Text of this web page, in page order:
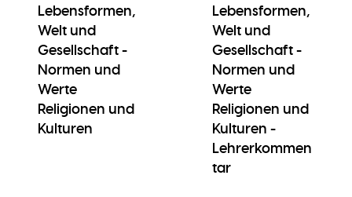
Lebensformen,
Welt und
Gesellschaft -
Normen und
Werte
Religionen und
Kulturen
Lebensformen,
Welt und
Gesellschaft -
Normen und
Werte
Religionen und
Kulturen -
Lehrerkommen
tar